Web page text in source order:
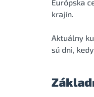
Európska
krajín.
Aktuálny
sú dni,